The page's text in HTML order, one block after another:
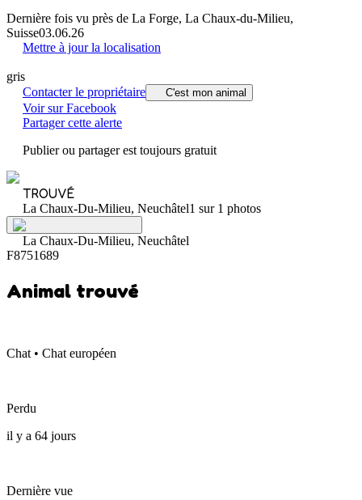
Dernière fois vu près de La Forge, La Chaux-du-Milieu,
Suisse03.06.26
Mettre à jour la localisation
gris
Contacter le propriétaire
C'est mon animal
Voir sur Facebook
Partager cette alerte
Publier ou partager est toujours gratuit
TROUVÉ
La Chaux-Du-Milieu, Neuchâtel1 sur 1 photos
La Chaux-Du-Milieu, Neuchâtel
F8751689
Animal trouvé
Chat • Chat européen
Perdu
il y a 64 jours
Dernière vue